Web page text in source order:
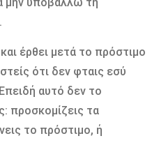
έρθει µετά το πρόστιµο
ότι δεν φταις εσύ
αυτό δεν το
προσκοµίζεις τα
το πρόστιµο, ή